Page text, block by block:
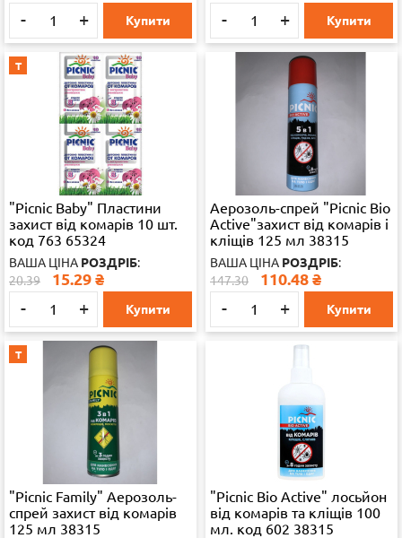
- + Купити - + Купити
Т
"Picnic Baby" Пластини
захист від комарів 10 шт.
код 763 65324
ВАША ЦІНА РОЗДРІБ:
20.39
15.29 ₴
- + Купити
Аерозоль-спрей "Picnic Bio
Active"захист від комарів і
кліщів 125 мл 38315
ВАША ЦІНА РОЗДРІБ:
147.30
110.48 ₴
- + Купити
Т
"Picnic Family" Аерозоль-
спрей захист від комарів
125 мл 38315
"Picnic Bio Active" лосьйон
від комарів та кліщів 100
мл. код 602 38315